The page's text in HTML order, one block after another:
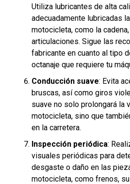
Utiliza lubricantes de alta
adecuadamente lubricadas
motocicleta, como la
articulaciones. Sigue las
fabricante en cuanto al tipo
octanaje que requiere tu
Conducción suave: Evita
bruscas, así como giros
suave no solo prolongará la
motocicleta, sino que
en la carretera.
Inspección periódica:
visuales periódicas para
desgaste o daño en las
motocicleta, como frenos,